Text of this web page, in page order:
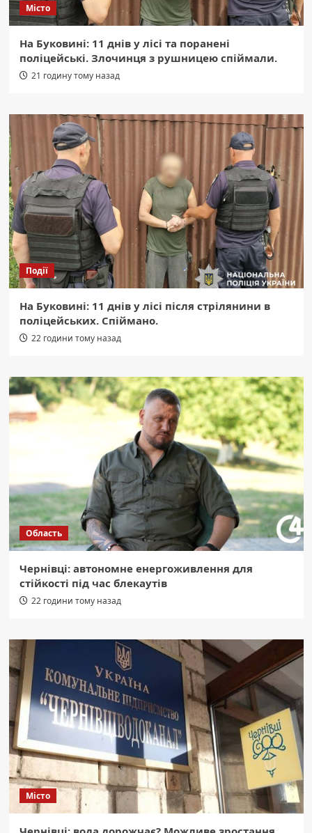
Місто
На Буковині: 11 днів у лісі та поранені
поліцейські. Злочинця з рушницею спіймали.
21 годину тому назад
Події
На Буковині: 11 днів у лісі після стрілянини в
поліцейських. Спіймано.
22 години тому назад
Область
Чернівці: автономне енергоживлення для
стійкості під час блекаутів
22 години тому назад
Місто